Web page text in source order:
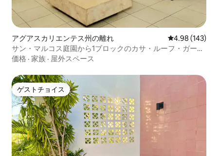
アグアスカリエンテス州の離れ レビュー143
4.98 (143)
サン・マルコス庭園から1ブロックのカサ・ルーフ・ガーデ
ン
価格 · 家族 · 屋外スペース
ゲストチョイス
ゲストチョイス